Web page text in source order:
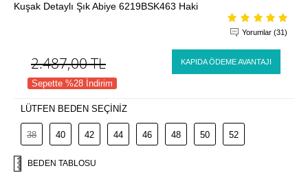
Kuşak Detaylı Şık Abiye 6219BSK463 Haki
Yorumlar (31)
2.487,00TL KAPIDA ÖDEME AVANTAJI
Sepette %28 İndirim
LÜTFEN BEDEN SEÇİNİZ
38 40 42 44 46 48 50 52
BEDEN TABLOSU